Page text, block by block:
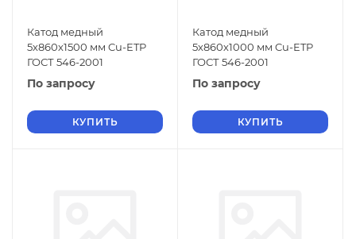
Катод медный
5х860х1500 мм Cu-ETP
ГОСТ 546-2001
По запросу
КУПИТЬ
Катод медный
5х860х1000 мм Cu-ETP
ГОСТ 546-2001
По запросу
КУПИТЬ